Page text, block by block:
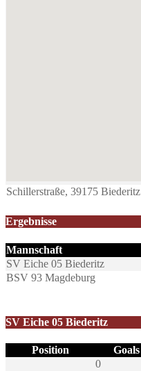
Schillerstraße, 39175 Biederitz
Ergebnisse
Mannschaft
SV Eiche 05 Biederitz
BSV 93 Magdeburg
SV Eiche 05 Biederitz
Position Goals
0